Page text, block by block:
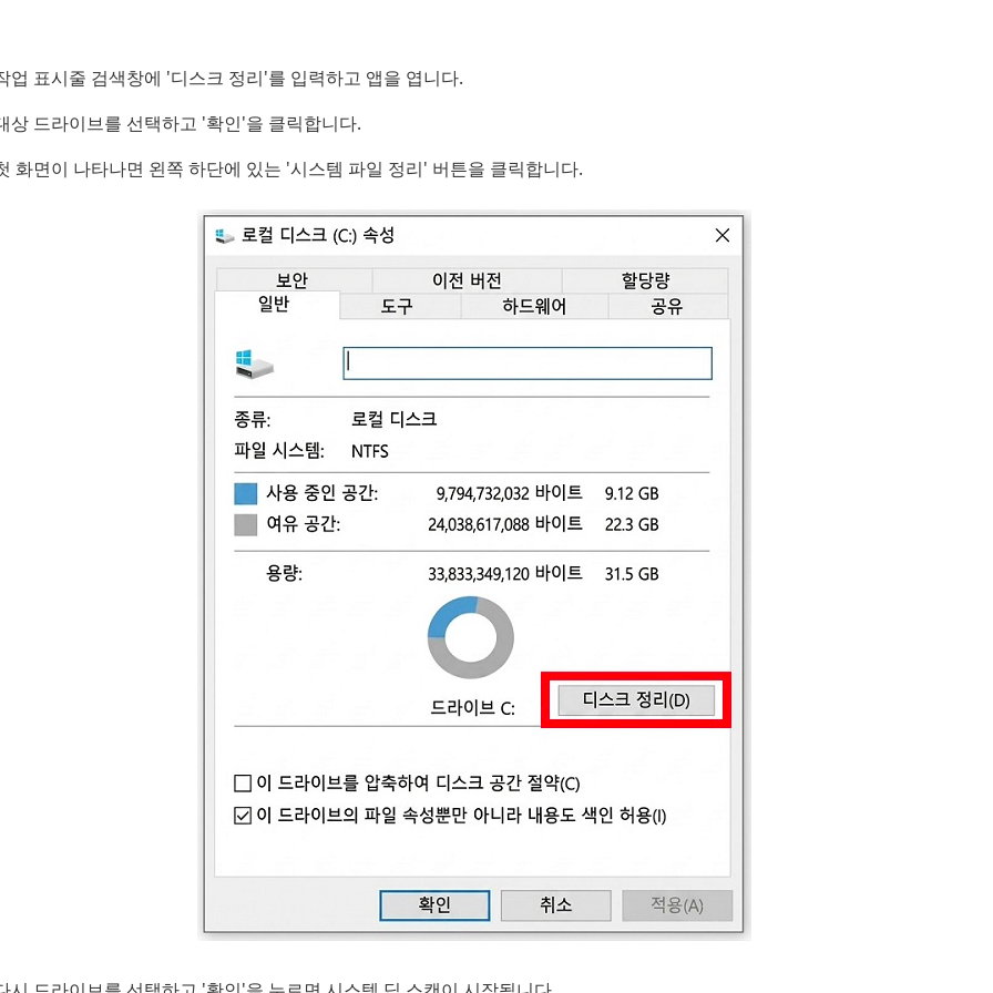
업 표시줄 검색창에 '디스크 정리'를 입력하고 앱을 엽니다.
상 드라이브를 선택하고 '확인'을 클릭합니다.
화면이 나타나면 왼쪽 하단에 있는 '시스템 파일 정리' 버튼을 클릭합니다.